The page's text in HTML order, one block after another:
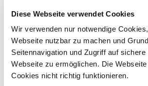
Diese Webseite verwendet Cookies
Wir verwenden nur notwendige
Webseite nutzbar zu machen und
Seitennavigation und Zugriff auf sichere
Webseite zu ermöglichen. Die
Cookies nicht richtig funktionieren.